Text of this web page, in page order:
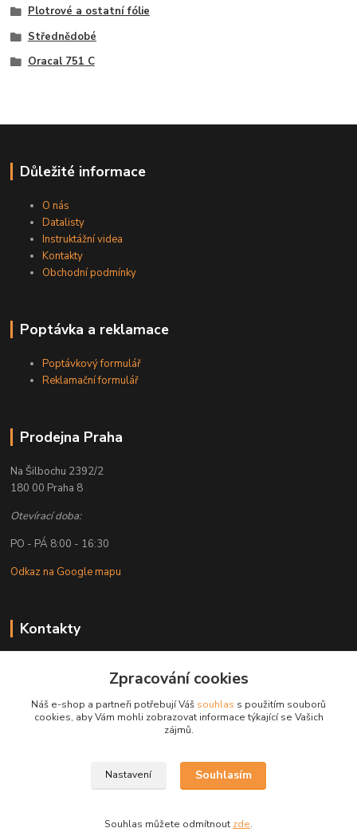
Plotrové a ostatní fólie
Střednědobé
Oracal 751 C
Důležité informace
O nás
Datalisty
Instruktážní videa
Kontakty
Obchodní podmínky
Poptávka a reklamace
Poptávkový formulář
Reklamační formulář
Prodejna Praha
Na Šilbochu 2392/2
180 00 Praha 8
Otevírací doba:
PO - PÁ 8:00 - 16:30
Odkaz na Google mapu
Kontakty
+ 420 608 777 028
obchod@golemreklama.cz
Zpracování cookies
Náš e-shop a partneři potřebují Váš souhlas s použitím souborů
cookies, aby Vám mohli zobrazovat informace týkající se Vašich
zájmů.
Nastavení Souhlasím
Souhlas můžete odmítnout zde.